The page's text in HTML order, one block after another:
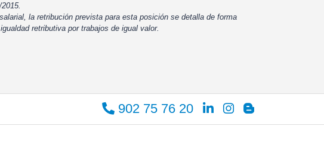
la retribución prevista para esta posición se detalla de forma
retributiva por trabajos de igual valor.
902 75 76 20